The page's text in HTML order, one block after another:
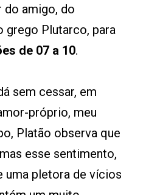
do amigo, do
Plutarco, para
de 07 a 10.
sem cessar, em
próprio, meu
Platão observa que
esse sentimento,
uma pletora de vícios